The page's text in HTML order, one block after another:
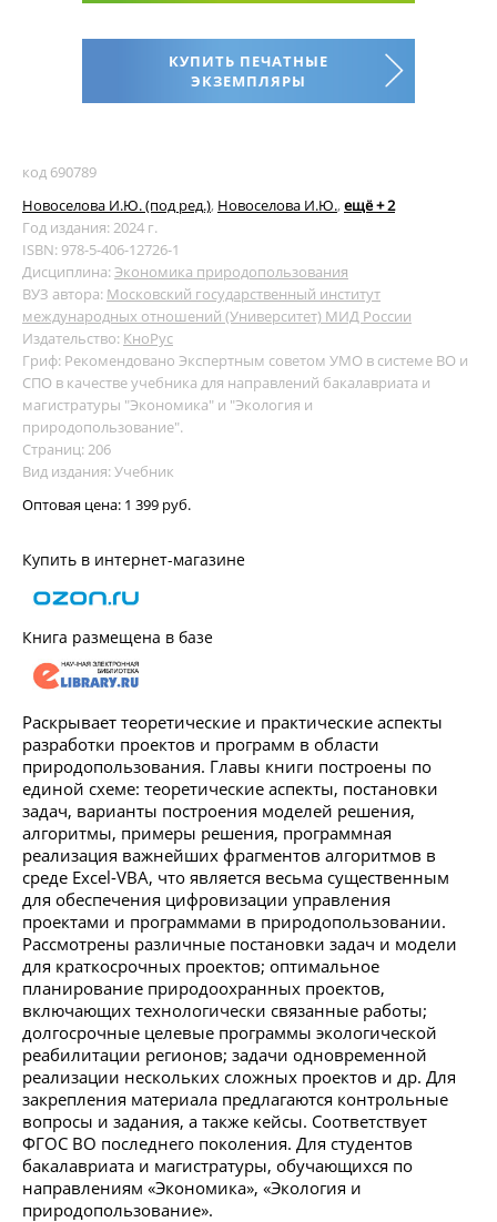
КУПИТЬ ПЕЧАТНЫЕ
ЭКЗЕМПЛЯРЫ
код 690789
Новоселова И.Ю. (под ред.), Новоселова И.Ю., ещё + 2
Год издания: 2024 г.
ISBN: 978-5-406-12726-1
Дисциплина:Экономика природопользования
ВУЗ автора: Московский государственный институт
международных отношений (Университет) МИД России
Издательство: КноРус
Гриф: Рекомендовано Экспертным советом УМО в системе ВО и
СПО в качестве учебника для направлений бакалавриата и
магистратуры "Экономика" и "Экология и
природопользование".
Страниц: 206
Вид издания: Учебник
Оптовая цена: 1 399 руб.
Купить в интернет-магазине
Книга размещена в базе
Раскрывает теоретические и практические аспекты
разработки проектов и программ в области
природопользования. Главы книги построены по
единой схеме: теоретические аспекты, постановки
задач, варианты построения моделей решения,
алгоритмы, примеры решения, программная
реализация важнейших фрагментов алгоритмов в
среде Excel-VBA, что является весьма существенным
для обеспечения цифровизации управления
проектами и программами в природопользовании.
Рассмотрены различные постановки задач и модели
для краткосрочных проектов; оптимальное
планирование природоохранных проектов,
включающих технологически связанные работы;
долгосрочные целевые программы экологической
реабилитации регионов; задачи одновременной
реализации нескольких сложных проектов и др. Для
закрепления материала предлагаются контрольные
вопросы и задания, а также кейсы. Соответствует
ФГОС ВО последнего поколения. Для студентов
бакалавриата и магистратуры, обучающихся по
направлениям «Экономика», «Экология и
природопользование».